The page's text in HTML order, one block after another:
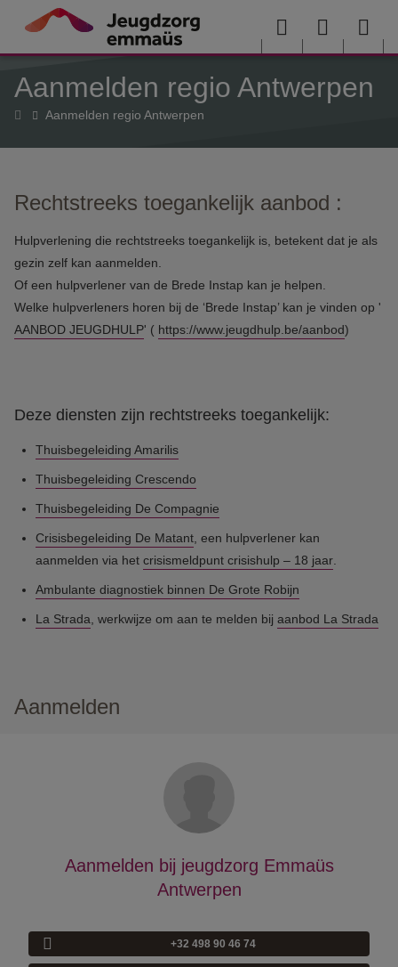
Overslaan en naar de inhoud gaan
Menu User
menu
Aanmelden regio Antwerpen
HomeAanmelden regio Antwerpen
Rechtstreeks toegankelijk aanbod :
Hulpverlening die rechtstreeks toegankelijk is, betekent dat je als
gezin zelf kan aanmelden.
Of een hulpverlener van de Brede Instap kan je helpen.
Welke hulpverleners horen bij de ‘Brede Instap’ kan je vinden op '
AANBOD JEUGDHULP' ( https://www.jeugdhulp.be/aanbod)
Deze diensten zijn rechtstreeks toegankelijk:
Thuisbegeleiding Amarilis
Thuisbegeleiding Crescendo
Thuisbegeleiding De Compagnie
Crisisbegeleiding De Matant een hulpverlener kan
aanmelden via het crisismeldpunt crisishulp – 18 jaar
Ambulante diagnostiek binnen De Grote Robijn
La Strada , werkwijze om aan te melden bij aanbod La Strada
Aanmelden
Aanmelden bij jeugdzorg Emmaüs
Antwerpen
+32 498 90 46 74